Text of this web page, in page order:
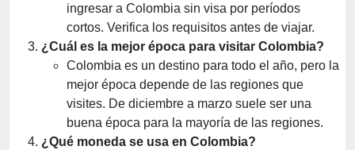
ingresar a Colombia sin visa por períodos
cortos. Verifica los requisitos antes de viajar.
¿Cuál es la mejor época para visitar Colombia?
Colombia es un destino para todo el año, pero la
mejor época depende de las regiones que
visites. De diciembre a marzo suele ser una
buena época para la mayoría de las regiones.
¿Qué moneda se usa en Colombia?